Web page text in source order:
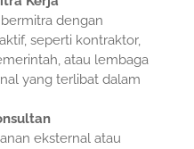
dengan
seperti kontraktor,
atau lembaga
yang terlibat dalam
eksternal atau